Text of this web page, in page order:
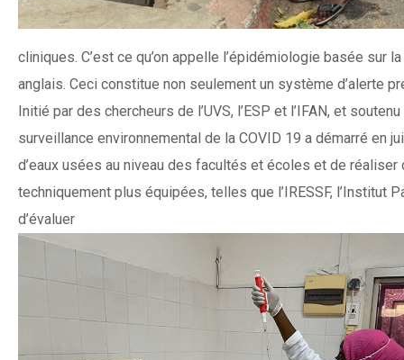
cliniques. C’est ce qu’on appelle l’épidémiologie basée
anglais. Ceci constitue non seulement un système d’alerte
Initié par des chercheurs de l’UVS, l’ESP et l’IFAN, et
surveillance environnemental de la COVID 19 a démarré en
d’eaux usées au niveau des facultés et écoles et de
techniquement plus équipées, telles que l’IRESSF, l’Institut
d’évaluer